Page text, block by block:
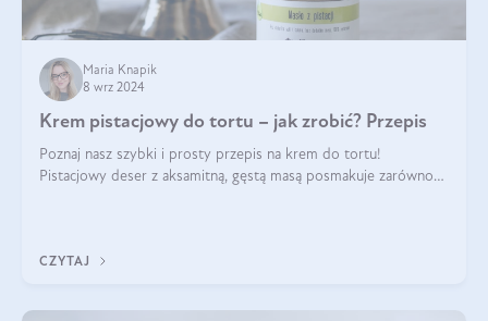
Maria Knapik
8 wrz 2024
Krem pistacjowy do tortu – jak zrobić? Przepis
Poznaj nasz szybki i prosty przepis na krem do tortu!
Pistacjowy deser z aksamitną, gęstą masą posmakuje zarówno
CZYTAJ